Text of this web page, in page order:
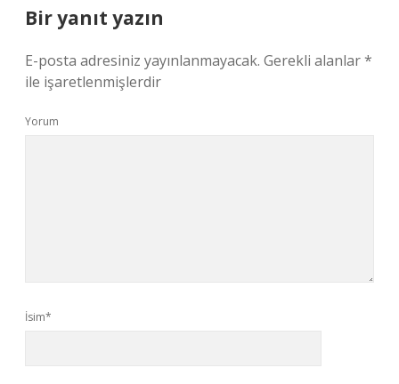
Bir yanıt yazın
E-posta adresiniz yayınlanmayacak. Gerekli alanlar*
ile işaretlenmişlerdir
Yorum
İsim*